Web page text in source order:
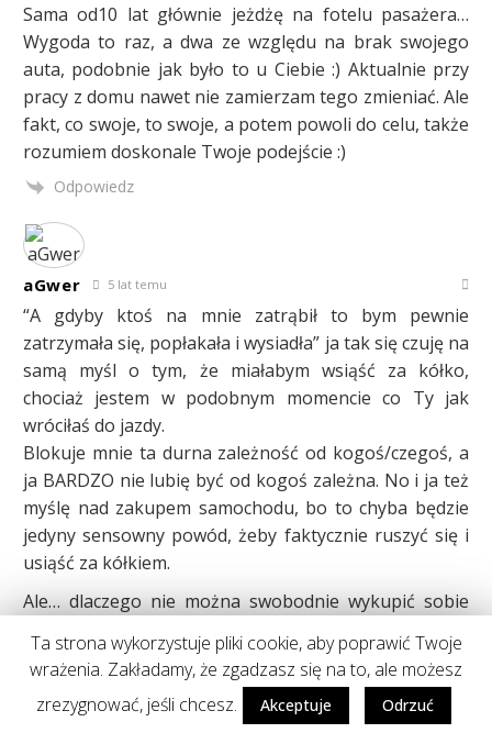
Sama od10 lat głównie jeżdżę na fotelu pasażera…
Wygoda to raz, a dwa ze względu na brak swojego
auta, podobnie jak było to u Ciebie :) Aktualnie przy
pracy z domu nawet nie zamierzam tego zmieniać. Ale
fakt, co swoje, to swoje, a potem powoli do celu, także
rozumiem doskonale Twoje podejście :)
Odpowiedz
aGwer 5 lat temu
“A gdyby ktoś na mnie zatrąbił to bym pewnie
zatrzymała się, popłakała i wysiadła” ja tak się czuję na
samą myśl o tym, że miałabym wsiąść za kółko,
chociaż jestem w podobnym momencie co Ty jak
wróciłaś do jazdy.
Blokuje mnie ta durna zależność od kogoś/czegoś, a
ja BARDZO nie lubię być od kogoś zależna. No i ja też
myślę nad zakupem samochodu, bo to chyba będzie
jedyny sensowny powód, żeby faktycznie ruszyć się i
usiąść za kółkiem.
Ale… dlaczego nie można swobodnie wykupić sobie
bardzo rozumiem dlaczego…
Ta strona wykorzystuje pliki cookie, aby poprawić Twoje
wrażenia. Zakładamy, że zgadzasz się na to, ale możesz
zrezygnować, jeśli chcesz.
Akceptuje Odrzuć